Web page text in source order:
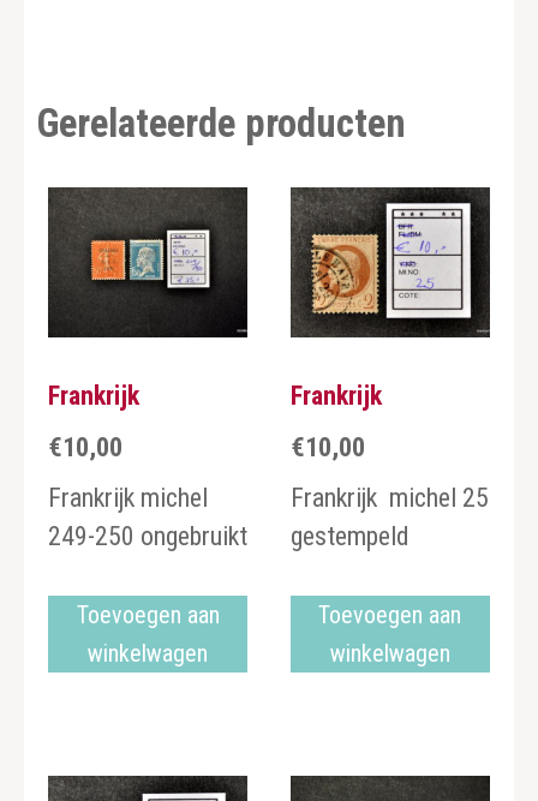
Gerelateerde producten
Frankrijk
€10,00
Frankrijk michel
249-250 ongebruikt
Toevoegen aan
winkelwagen
Frankrijk
€10,00
Frankrijk michel 25
gestempeld
Toevoegen aan
winkelwagen